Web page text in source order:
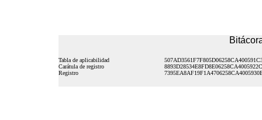
Tabla de aplicabilidad
Carátula de registro
Registro